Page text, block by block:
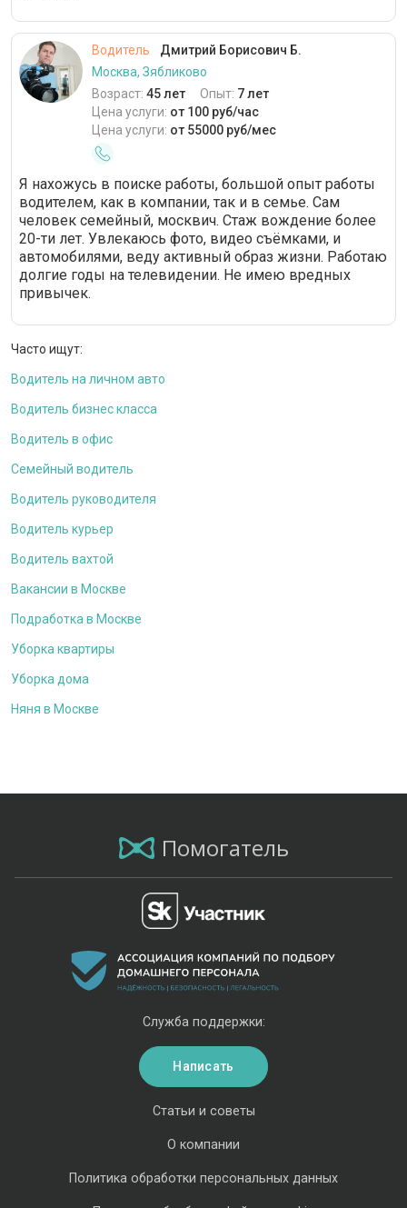
Водитель
Дмитрий Борисович Б.
Москва, Зябликово
Возраст: 45 лет Опыт: 7 лет
Цена услуги: от 100 руб/час
Цена услуги: от 55000 руб/мес
Я нахожусь в поиске работы, большой опыт работы
водителем, как в компании, так и в семье. Сам
человек семейный, москвич. Стаж вождение более
20-ти лет. Увлекаюсь фото, видео съёмками, и
автомобилями, веду активный образ жизни. Работаю
долгие годы на телевидении. Не имею вредных
привычек.
Часто ищут:
Водитель на личном авто
Водитель бизнес класса
Водитель в офис
Семейный водитель
Водитель руководителя
Водитель курьер
Водитель вахтой
Вакансии в Москве
Подработка в Москве
Уборка квартиры
Уборка дома
Няня в Москве
Помогатель
Статьи и советы
О компании
Политика обработки персональных данных
Служба поддержки:
Написать